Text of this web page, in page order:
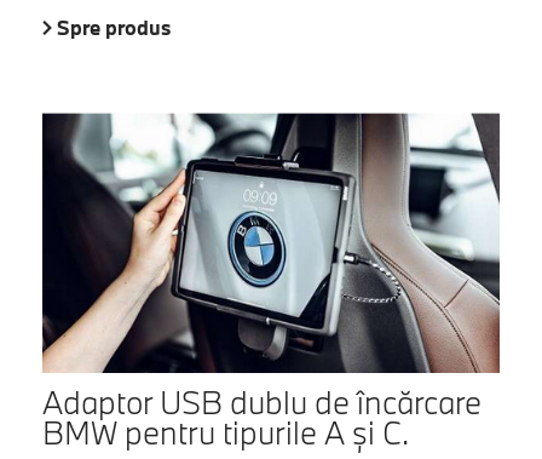
Spre produs
Adaptor USB dublu de încărcare
BMW pentru tipurile A şi C.